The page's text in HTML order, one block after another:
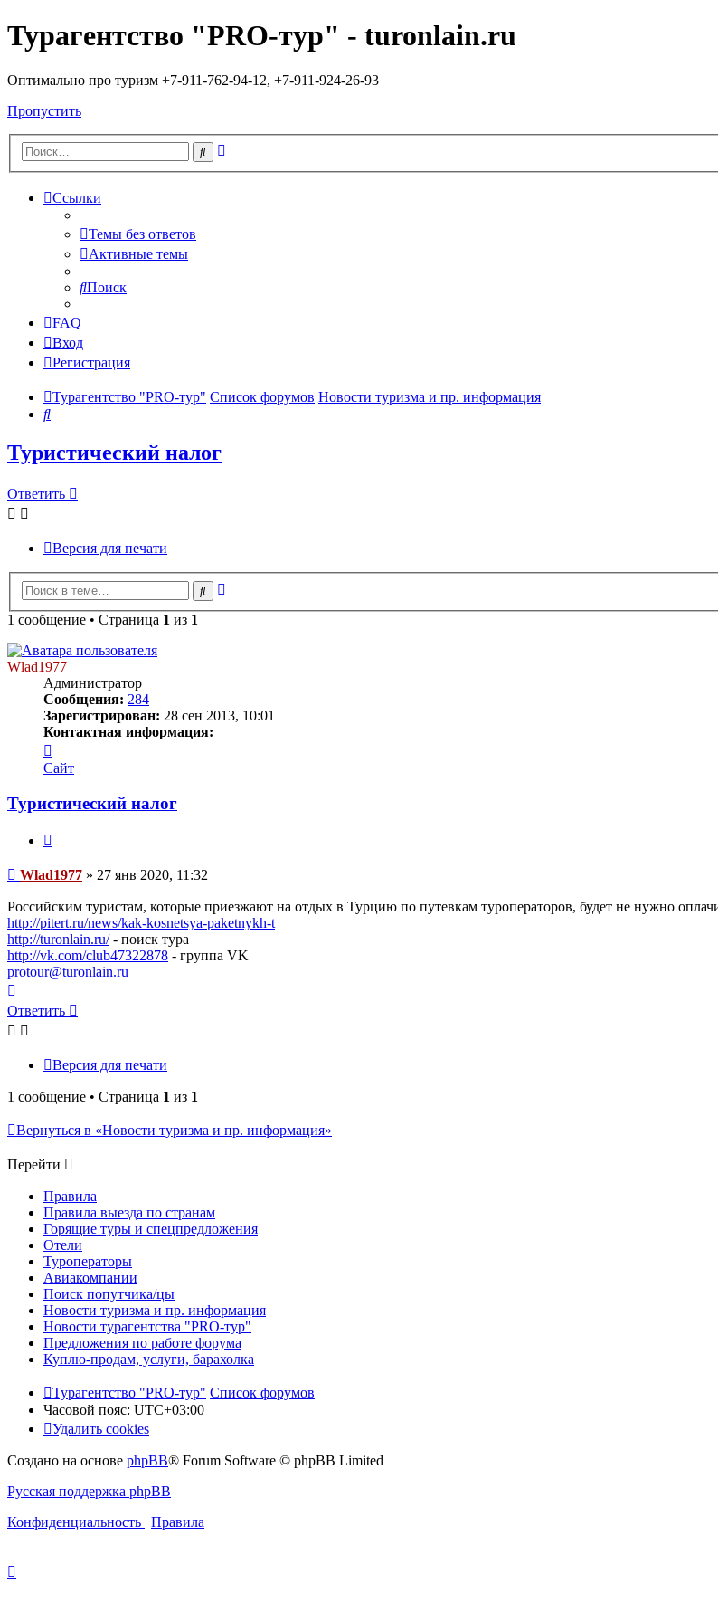
Турагентство "PRO-тур" - turonlain.ru
Оптимально про туризм +7-911-762-94-12, +7-911-924-26-93
Пропустить
Поиск
Ссылки
Темы без ответов
Активные темы
Поиск
FAQ
Вход
Регистрация
Турагентство "PRO-тур" Список форумов Новости туризма и пр. информация
Поиск
Туристический налог
Ответить
Версия для печати
Поиск
1 сообщение • Страница 1 из 1
Wlad1977
Администратор
Сообщения: 284
Зарегистрирован: 28 сен 2013, 10:01
Контактная информация:
информация
пользователя
Сайт
Туристический налог
Сообщение
Wlad1977 » 27 янв 2020, 11:32
Российским туристам, которые приезжают на отдых в Турцию по путевкам туроператоров, будет не нужно
http://pitert.ru/news/kak-kosnetsya-paketnykh-t
http://turonlain.ru/- поиск тура
http://vk.com/club47322878 - группа VK
protour@turonlain.ru
к
началу
Ответить
Версия для печати
1 сообщение • Страница 1 из 1
Вернуться в «Новости туризма и пр. информация»
Перейти
Правила
Правила выезда по странам
Горящие туры и спецпредложения
Отели
Туроператоры
Авиакомпании
Поиск попутчика/цы
Новости туризма и пр. информация
Новости турагентства "PRO-тур"
Предложения по работе форума
Куплю-продам, услуги, барахолка
Турагентство "PRO-тур" Список форумов
Часовой пояс: UTC+03:00
Удалить cookies
Создано на основе phpBB® Forum Software © phpBB Limited
Русская поддержка phpBB
Конфиденциальность | Правила